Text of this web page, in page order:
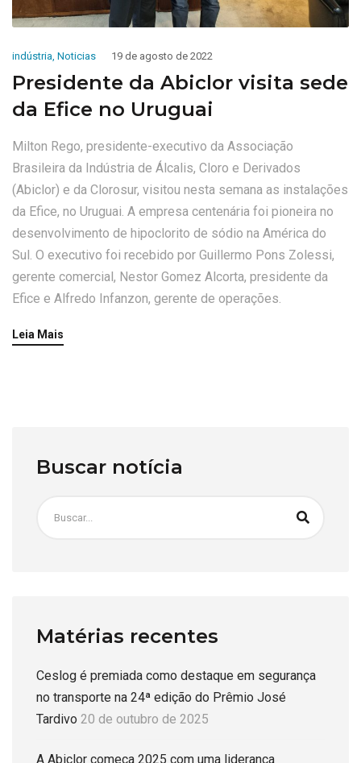
indústria Noticias 19 de agosto de 2022
Presidente da Abiclor visita sede
da Efice no Uruguai
Milton Rego, presidente-executivo da Associação
Brasileira da Indústria de Álcalis, Cloro e Derivados
(Abiclor) e da Clorosur, visitou nesta semana as instalações
da Efice, no Uruguai. A empresa centenária foi pioneira no
desenvolvimento de hipoclorito de sódio na América do
Sul. O executivo foi recebido por Guillermo Pons Zolessi,
gerente comercial, Nestor Gomez Alcorta, presidente da
Efice e Alfredo Infanzon, gerente de operações.
Leia Mais
Buscar notícia
Matérias recentes
Ceslog é premiada como destaque em segurança
no transporte na 24ª edição do Prêmio José
Tardivo 20 de outubro de 2025
A Abiclor começa 2025 com uma liderança